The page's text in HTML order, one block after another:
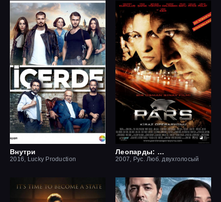
Внутри
2016, Lucky Production
Леопарды: Операция вишня
2007, Рус. Люб. двухголосый